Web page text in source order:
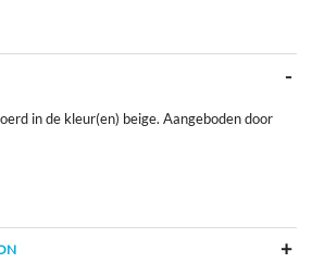
in de kleur(en) beige. Aangeboden door